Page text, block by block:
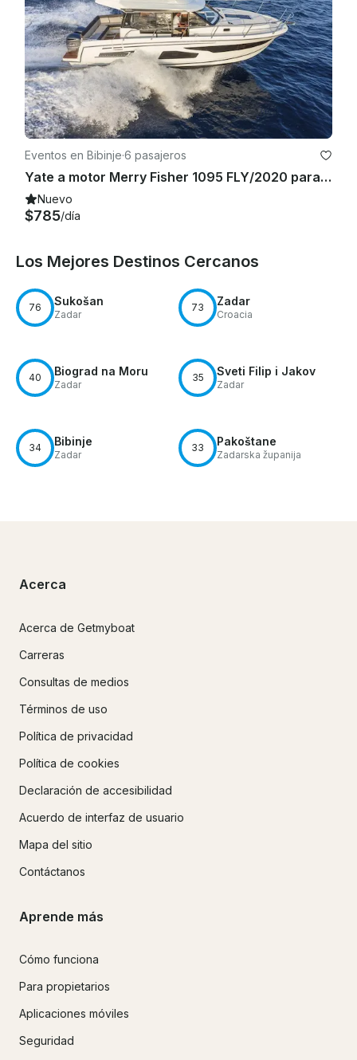
Eventos en Bibinje·6 pasajeros
Yate a motor Merry Fisher 1095 FLY/2020 para alquilar en Sukošan, Croacia
Nuevo
$785/día
Los Mejores Destinos Cercanos
76 Sukošan
Zadar
73 Zadar
Croacia
40 Biograd na Moru
Zadar
35 Sveti Filip i Jakov
Zadar
34 Bibinje
Zadar
33 Pakoštane
Zadarska županija
Acerca
Acerca de Getmyboat
Carreras
Consultas de medios
Términos de uso
Política de privacidad
Política de cookies
Declaración de accesibilidad
Acuerdo de interfaz de usuario
Mapa del sitio
Contáctanos
Aprende más
Cómo funciona
Para propietarios
Aplicaciones móviles
Seguridad